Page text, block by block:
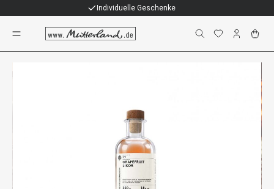
Individuelle Geschenke